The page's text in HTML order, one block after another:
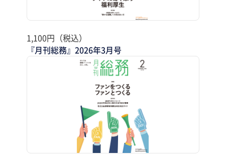
1,100円（税込）
『月刊総務』2026年3月号